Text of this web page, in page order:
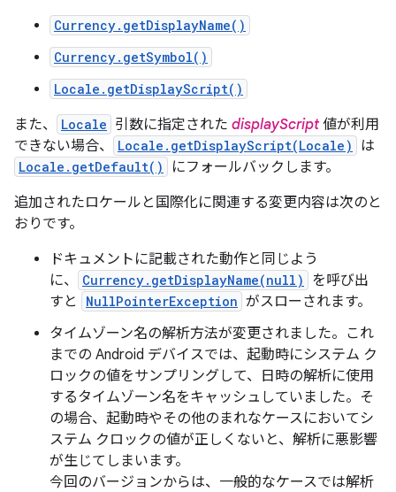
Currency.getDisplayName()
Currency.getSymbol()
Locale.getDisplayScript()
また、 Locale 引数に指定された displayScript値が利用
できない場合、
Locale.getDisplayScript(Locale) は
Locale.getDefault()
にフォールバックします。
追加されたロケールと国際化に関連する変更内容は次のと
おりです。
ドキュメントに記載された動作と同じよう
に、
Currency.getDisplayName(null)
を呼び出
すと
NullPointerException がスローされます。
タイムゾーン名の解析方法が変更されました。これ
までの Android デバイスでは、起動時にシステム ク
ロックの値をサンプリングして、日時の解析に使用
するタイムゾーン名をキャッシュしていました。そ
の場合、起動時やその他のまれなケースにおいてシ
ステム クロックの値が正しくないと、解析に悪影響
が生じてしまいます。
今回のバージョンからは、一般的なケースでは解析